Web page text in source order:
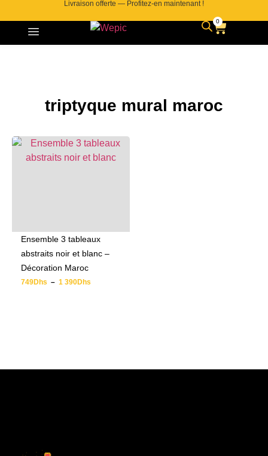
Livraison offerte — Profitez-en maintenant !
0
triptyque mural maroc
Ensemble 3 tableaux
abstraits noir et blanc –
Décoration Maroc
749Dhs – 1 390Dhs